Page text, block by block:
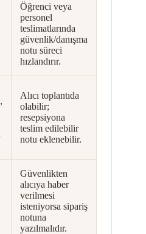
Öğrenci veya
personel
teslimatlarında
güvenlik/danışma
notu süreci
hızlandırır.
Alıcı toplantıda
olabilir;
resepsiyona
teslim edilebilir
notu eklenebilir.
Güvenlikten
alıcıya haber
verilmesi
isteniyorsa sipariş
notuna
yazılmalıdır.